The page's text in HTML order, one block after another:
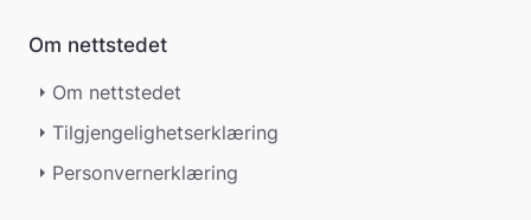
Om nettstedet
Om nettstedet
Tilgjengelighetserklæring
Personvernerklæring
n
g
.